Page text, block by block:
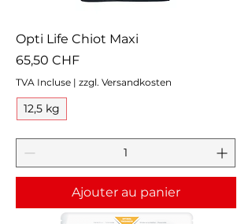
Opti Life Chiot Maxi
Prix
65,50 CHF
TVA Incluse | zzgl. Versandkosten
12,5 kg
Ajouter au panier